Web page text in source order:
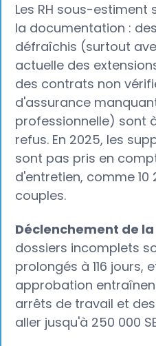
Les RH sous-estiment
la documentation :
défraîchis (surtout
actuelle des
des contrats non
d'assurance
professionnelle) sont
refus. En 2025, les
sont pas pris en
d'entretien, comme 10
couples.
Déclenchement de
dossiers incomplets
prolongés à 116 jours,
approbation
arrêts de travail et
aller jusqu'à 250 000